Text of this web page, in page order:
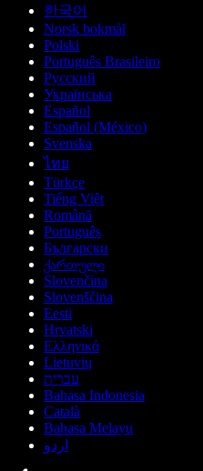
한국어
Norsk bokmål
Polski
Português Brasileiro
Русский
Українська
Español
Español (México)
Svenska
ไทย
Türkçe
Tiếng Việt
Română
Português
Български
ქართული
Slovenčina
Slovenščina
Eesti
Hrvatski
Ελληνικά
Lietuvių
עברית
Bahasa Indonesia
Català
Bahasa Melayu
اردو